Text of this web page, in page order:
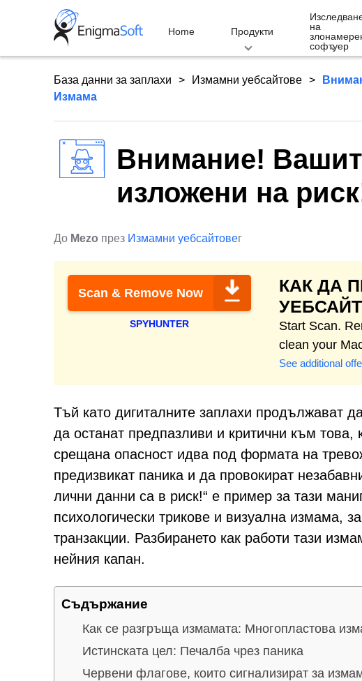
Home Продукти
на
софтуер
База данни за заплахи Измамни уебсайтове
Измама
Внимание!
изложени на
До Mezo през Измамни уебсайтовег
Scan & Remove Now
SPYHUNTER
КАК ДА
Start Scan.
clean your
See additional
Тъй като дигиталните заплахи продължават
да останат предпазливи и критични към
срещана опасност идва под формата на
предизвикат паника и да провокират
лични данни са в риск!“ е пример за тази
психологически трикове и визуална измама,
транзакции. Разбирането как работи тази
нейния капан.
Съдържание
Как се разгръща измамата: Многопластова
Истинската цел: Печалба чрез паника
Червени флагове, които сигнализират за